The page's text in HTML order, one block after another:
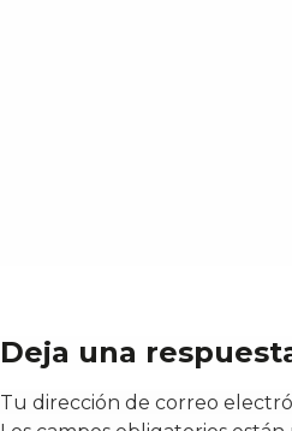
Deja una
Tu dirección de correo